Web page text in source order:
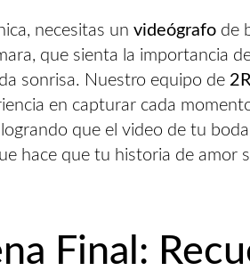
necesitas un videógrafo de
que sienta la importancia
sonrisa. Nuestro equipo de
en capturar cada
que el video de tu
hace que tu historia de amor
Final: